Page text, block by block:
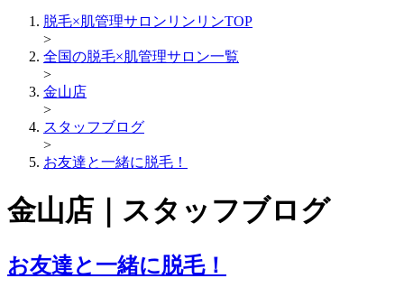
脱毛×肌管理サロンリンリンTOP
>
全国の脱毛×肌管理サロン一覧
>
金山店
>
スタッフブログ
>
お友達と一緒に脱毛！
金山店｜スタッフブログ
お友達と一緒に脱毛！